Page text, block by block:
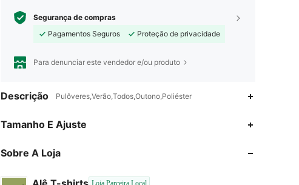
Segurança de compras
Pagamentos Seguros
Proteção de privacidade
Para denunciar este vendedor e/ou produto
Descrição Pulôveres,Verão,Todos,Outono,Poliéster
Tamanho E Ajuste
Sobre A Loja
Loja Parceira Local
4,52